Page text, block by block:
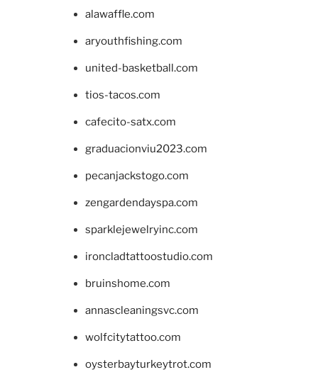
alawaffle.com
aryouthfishing.com
united-basketball.com
tios-tacos.com
cafecito-satx.com
graduacionviu2023.com
pecanjackstogo.com
zengardendayspa.com
sparklejewelryinc.com
ironcladtattoostudio.com
bruinshome.com
annascleaningsvc.com
wolfcitytattoo.com
oysterbayturkeytrot.com